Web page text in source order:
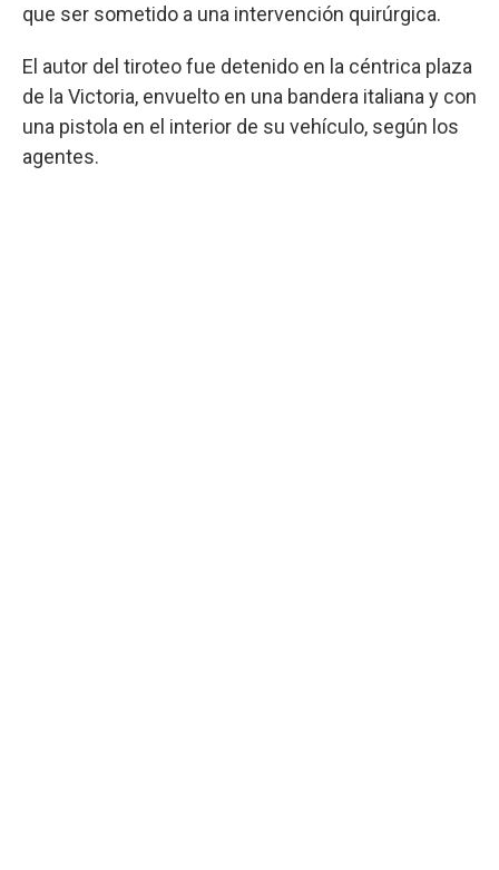
que ser sometido a una intervención quirúrgica.
El autor del tiroteo fue detenido en la céntrica plaza
de la Victoria, envuelto en una bandera italiana y con
una pistola en el interior de su vehículo, según los
agentes.